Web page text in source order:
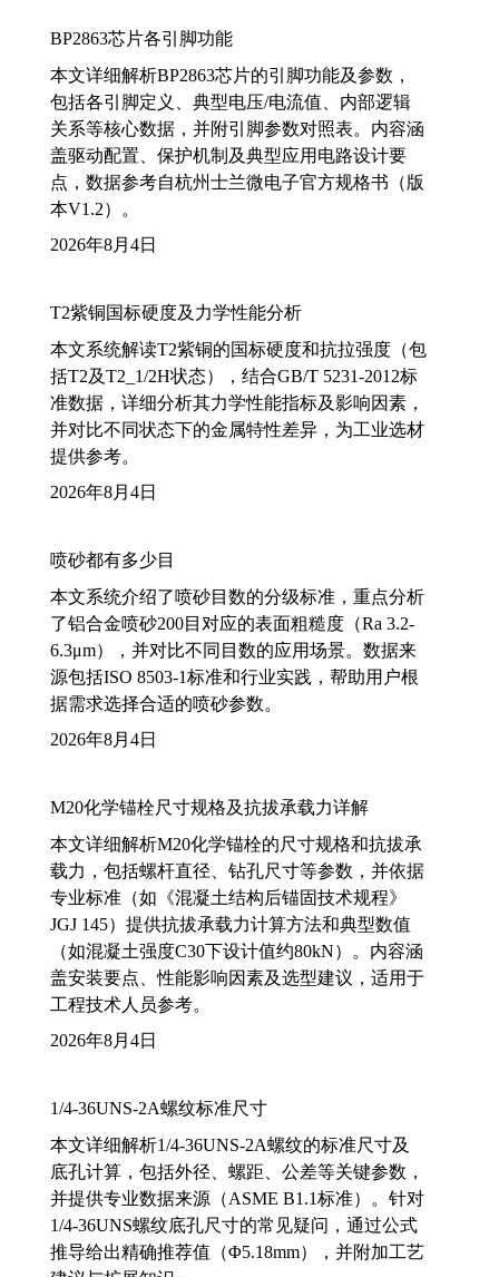
BP2863芯片各引脚功能
本文详细解析BP2863芯片的引脚功能及参数，
包括各引脚定义、典型电压/电流值、内部逻辑
关系等核心数据，并附引脚参数对照表。内容涵
盖驱动配置、保护机制及典型应用电路设计要
点，数据参考自杭州士兰微电子官方规格书（版
本V1.2）。
2026年8月4日
T2紫铜国标硬度及力学性能分析
本文系统解读T2紫铜的国标硬度和抗拉强度（包
括T2及T2_1/2H状态），结合GB/T 5231-2012标
准数据，详细分析其力学性能指标及影响因素，
并对比不同状态下的金属特性差异，为工业选材
提供参考。
2026年8月4日
喷砂都有多少目
本文系统介绍了喷砂目数的分级标准，重点分析
了铝合金喷砂200目对应的表面粗糙度（Ra 3.2-
6.3μm），并对比不同目数的应用场景。数据来
源包括ISO 8503-1标准和行业实践，帮助用户根
据需求选择合适的喷砂参数。
2026年8月4日
M20化学锚栓尺寸规格及抗拔承载力详解
本文详细解析M20化学锚栓的尺寸规格和抗拔承
载力，包括螺杆直径、钻孔尺寸等参数，并依据
专业标准（如《混凝土结构后锚固技术规程》
JGJ 145）提供抗拔承载力计算方法和典型数值
（如混凝土强度C30下设计值约80kN）。内容涵
盖安装要点、性能影响因素及选型建议，适用于
工程技术人员参考。
2026年8月4日
1/4-36UNS-2A螺纹标准尺寸
本文详细解析1/4-36UNS-2A螺纹的标准尺寸及
底孔计算，包括外径、螺距、公差等关键参数，
并提供专业数据来源（ASME B1.1标准）。针对
1/4-36UNS螺纹底孔尺寸的常见疑问，通过公式
推导给出精确推荐值（Φ5.18mm），并附加工艺